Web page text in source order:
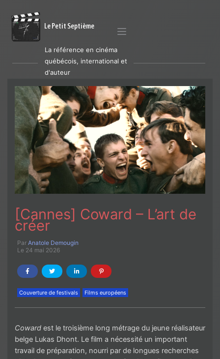
Le Petit Septième
La référence en cinéma
québécois, international et
d'auteur
[Cannes] Coward – L’art de
créer
Par Anatole Demougin
Le 24 mai 2026
Couverture de festivals Films européens
Coward est le troisième long métrage du jeune réalisateur
belge Lukas Dhont. Le film a nécessité un important
travail de préparation, nourri par de longues recherches